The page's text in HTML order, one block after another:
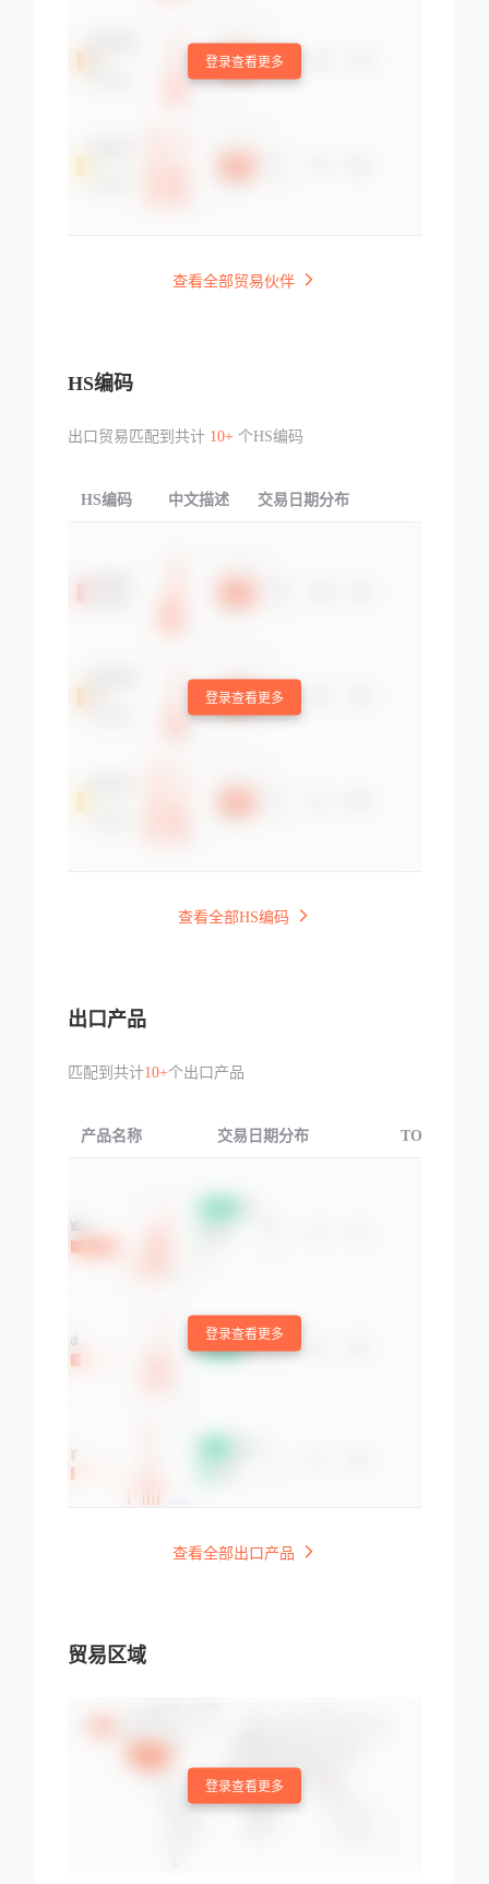
登录查看更多
查看全部贸易伙伴
HS编码
出口贸易匹配到共计 10+个HS编码
HS编码 中文描述 交易日期分布
登录查看更多
查看全部HS编码
出口产品
匹配到共计10+个出口产品
产品名称 交易日期分布 TOP3交易国
登录查看更多
查看全部出口产品
贸易区域
登录查看更多